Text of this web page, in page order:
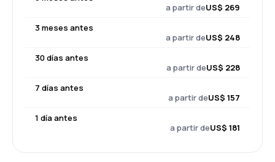
a partir deUS$ 269
3 meses antes
a partir deUS$ 248
30 días antes
a partir deUS$ 228
7 días antes
a partir deUS$ 157
1 día antes
a partir deUS$ 181